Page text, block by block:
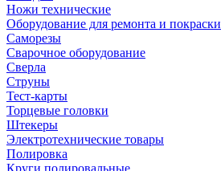
Ножи технические
Оборудование для ремонта и покраски
Саморезы
Сварочное оборудование
Сверла
Струны
Тест-карты
Торцевые головки
Штекеры
Электротехнические товары
Полировка
Круги полировальные